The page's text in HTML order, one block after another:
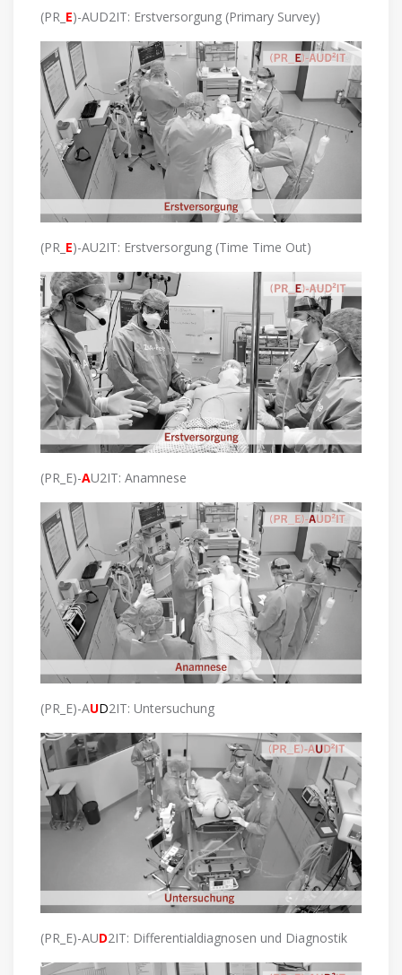
(PR_ E)-AUD2IT: Erstversorgung (Primary Survey)
(PR_ E)-AU2IT: Erstversorgung (Time Time Out)
(PR_E)-AU2IT: Anamnese
(PR_E)-AUD2IT: Untersuchung
(PR_E)-AUD2IT: Differentialdiagnosen und Diagnostik